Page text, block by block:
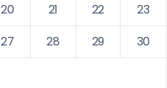
20 21 22
23
27 28 29
30